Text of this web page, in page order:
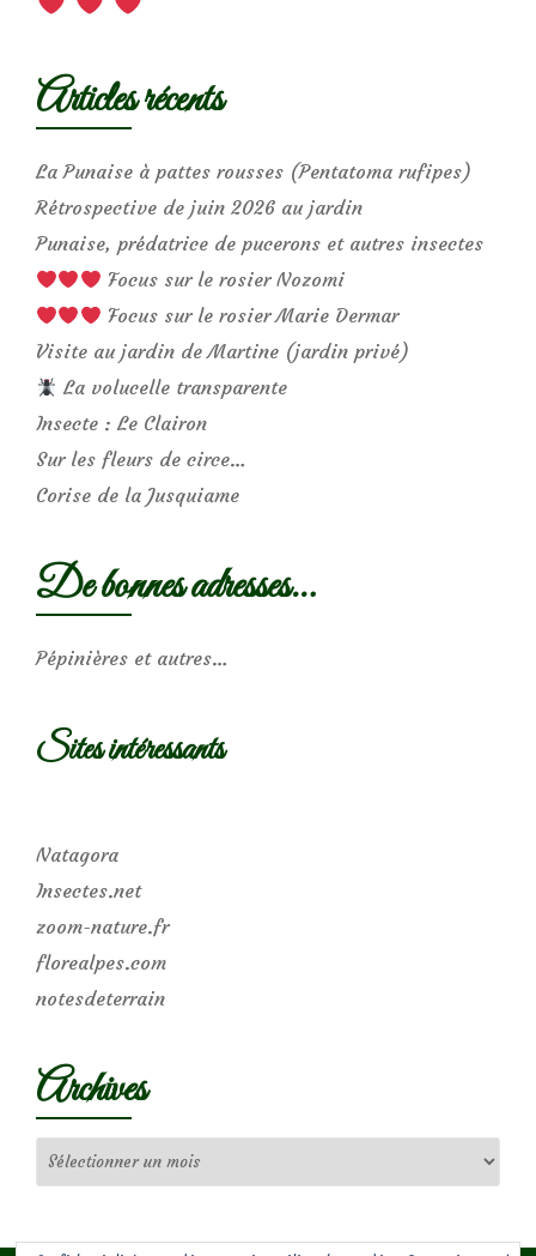
Articles récents
La Punaise à pattes rousses (Pentatoma rufipes)
Rétrospective de juin 2026 au jardin
Punaise, prédatrice de pucerons et autres insectes
Focus sur le rosier Nozomi
Focus sur le rosier Marie Dermar
Visite au jardin de Martine (jardin privé)
La volucelle transparente
Insecte : Le Clairon
Sur les fleurs de circe…
Corise de la Jusquiame
De bonnes adresses…
Pépinières et autres…
Sites intéressants
Natagora
Insectes.net
zoom-nature.fr
florealpes.com
notesdeterrain
Archives